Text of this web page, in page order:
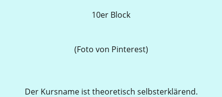
10er Block
(Foto von Pinterest)
Der Kursname ist theoretisch selbsterklärend.